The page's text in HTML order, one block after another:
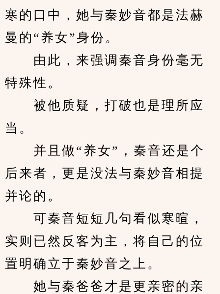
寒的口中，她与秦妙音都是法赫
曼的“养女”身份。
由此，来强调秦音身份毫无
特殊性。
被他质疑，打破也是理所应
当。
并且做“养女”，秦音还是个
后来者，更是没法与秦妙音相提
并论的。
可秦音短短几句看似寒暄，
实则已然反客为主，将自己的位
置明确立于秦妙音之上。
她与秦爸爸才是更亲密的亲